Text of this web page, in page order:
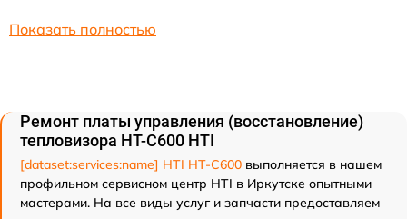
Показать полностью
Ремонт платы управления (восстановление)
тепловизора HT-C600 HTI
[dataset:services:name] HTI HT-C600 выполняется в нашем
профильном сервисном центр HTI в Иркутске опытными
мастерами. На все виды услуг и запчасти предоставляем